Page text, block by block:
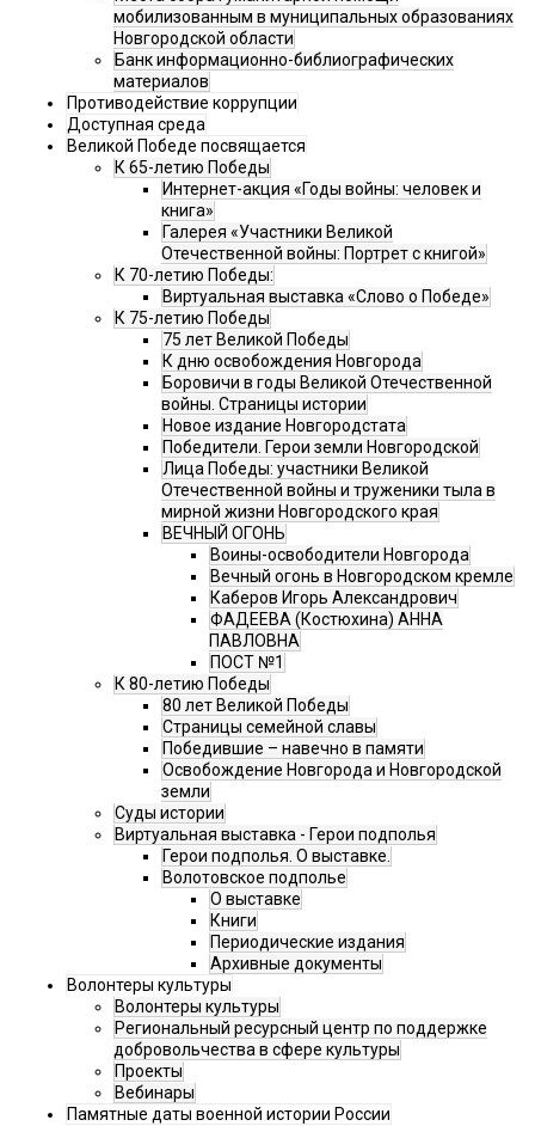
мобилизованным в муниципальных образованиях
Новгородской области
Банк информационно-библиографических
материалов
Противодействие коррупции
Доступная среда
Великой Победе посвящается
К 65-летию Победы
Интернет-акция «Годы войны: человек и
книга»
Галерея «Участники Великой
Отечественной войны: Портрет с книгой»
К 70-летию Победы:
Виртуальная выставка «Слово о Победе»
К 75-летию Победы
75 лет Великой Победы
К дню освобождения Новгорода
Боровичи в годы Великой Отечественной
войны. Страницы истории
Новое издание Новгородстата
Победители. Герои земли Новгородской
Лица Победы: участники Великой
Отечественной войны и труженики тыла в
мирной жизни Новгородского края
ВЕЧНЫЙ ОГОНЬ
Воины-освободители Новгорода
Вечный огонь в Новгородском кремле
Каберов Игорь Александрович
ФАДЕЕВА (Костюхина) АННА
ПАВЛОВНА
ПОСТ №1
К 80-летию Победы
80 лет Великой Победы
Страницы семейной славы
Победившие – навечно в памяти
Освобождение Новгорода и Новгородской
земли
Суды истории
Виртуальная выставка - Герои подполья
Герои подполья. О выставке.
Волотовское подполье
О выставке
Книги
Периодические издания
Архивные документы
Волонтеры культуры
Волонтеры культуры
Региональный ресурсный центр по поддержке
добровольчества в сфере культуры
Проекты
Вебинары
Памятные даты военной истории России